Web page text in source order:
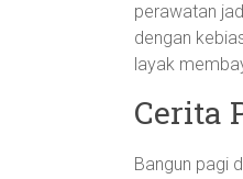
perawatan
dengan
layak
Cerita
Bangun pagi